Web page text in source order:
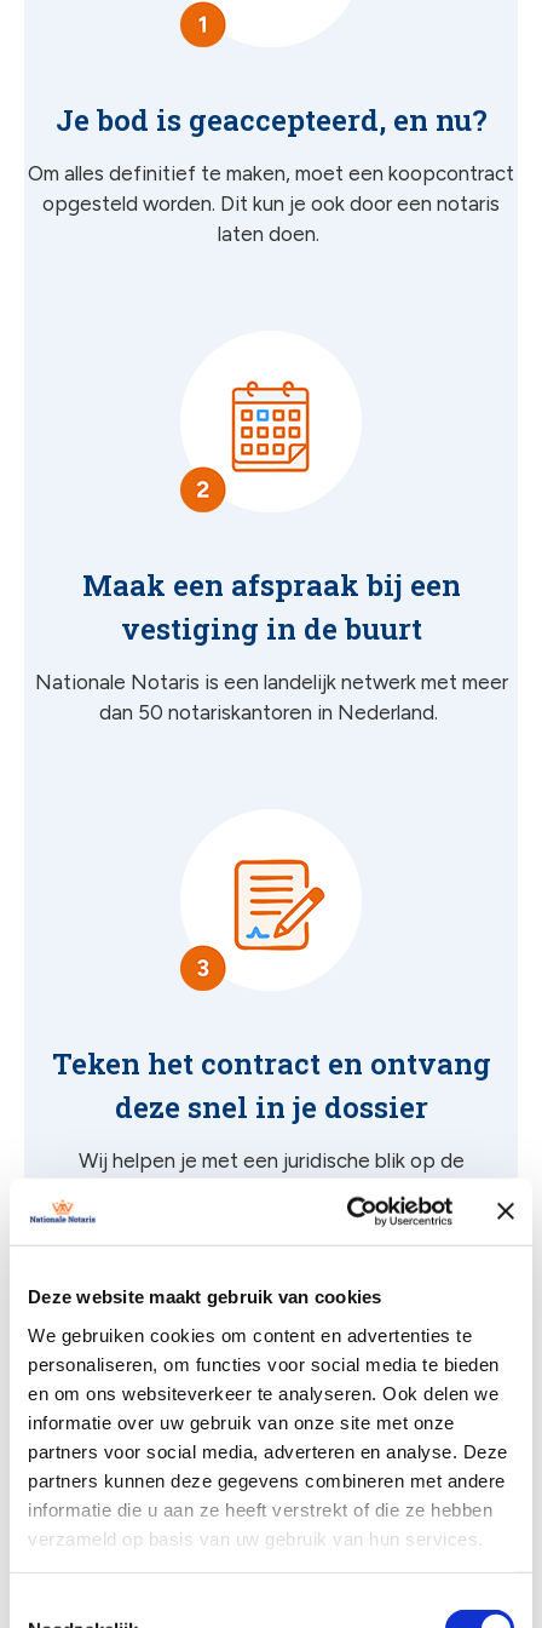
Deze website maakt gebruik van cookies
We gebruiken cookies om content en advertenties te
personaliseren, om functies voor social media te bieden
en om ons websiteverkeer te analyseren. Ook delen we
informatie over uw gebruik van onze site met onze
partners voor social media, adverteren en analyse. Deze
partners kunnen deze gegevens combineren met andere
informatie die u aan ze heeft verstrekt of die ze hebben
verzameld op basis van uw gebruik van hun services.
Je bod is geaccepteerd, en nu?
Om alles definitief te maken, moet een koopcontract
opgesteld worden. Dit kun je ook door een notaris
laten doen.
Maak een afspraak bij een
vestiging in de buurt
Nationale Notaris is een landelijk netwerk met meer
dan 50 notariskantoren in Nederland.
Teken het contract en ontvang
deze snel in je dossier
Wij helpen je met een juridische blik op de
koopovereenkomst, zodat jij weet waar je voor
Direct afsluiten Offerte aanvragen
Veelgestelde vragen
Waar heb ik een koopcontract voor